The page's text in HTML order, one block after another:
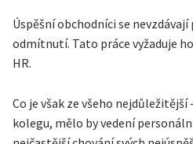
Úspěšní obchodníci se
odmítnutí. Tato práce vyžaduje
HR.
Co je však ze všeho nejdůležitější
kolegu, mělo by vedení